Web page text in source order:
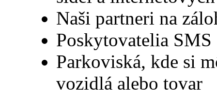
Naši partneri na
Poskytovatelia SMS
Parkoviská, kde si
vozidlá alebo tovar